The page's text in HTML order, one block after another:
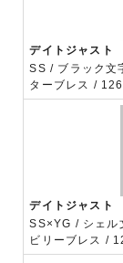
デイトジャスト
SS / ブラック文
ターブレス /
デイトジャスト
SS×YG / シェル
ビリーブレス /